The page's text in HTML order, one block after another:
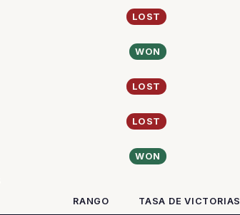
LOST
WON
LOST
LOST
WON
RANGO TASA DE VICTORIAS